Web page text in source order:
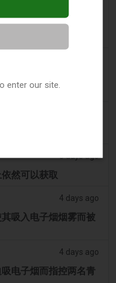
风味电子烟法 -
3 days ago
然可以获取
4 days ago
吸入电子烟烟雾而被
4 days ago
电子烟而指控两名青
enter our site.